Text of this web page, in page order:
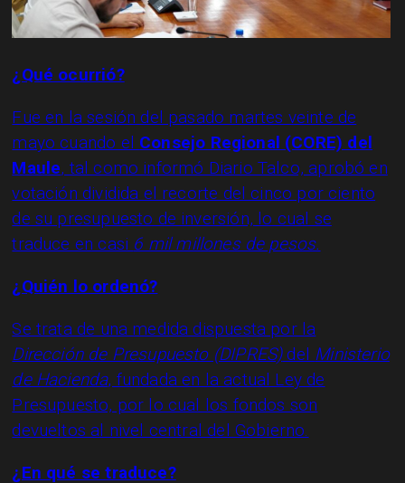
¿Qué ocurrió?
Fue en la sesión del pasado martes veinte de
mayo cuando el Consejo Regional (CORE) del
Maule, tal como informó Diario Talco, aprobó en
votación dividida el recorte del cinco por ciento
de su presupuesto de inversión, lo cual se
traduce en casi 6 mil millones de pesos.
¿Quién lo ordenó?
Se trata de una medida dispuesta por la
Dirección de Presupuesto (DIPRES)del Ministerio
de Hacienda, fundada en la actual Ley de
Presupuesto, por lo cual los fondos son
devueltos al nivel central del Gobierno.
¿En qué se traduce?